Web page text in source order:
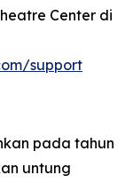
Center di
support
pada tahun
untung